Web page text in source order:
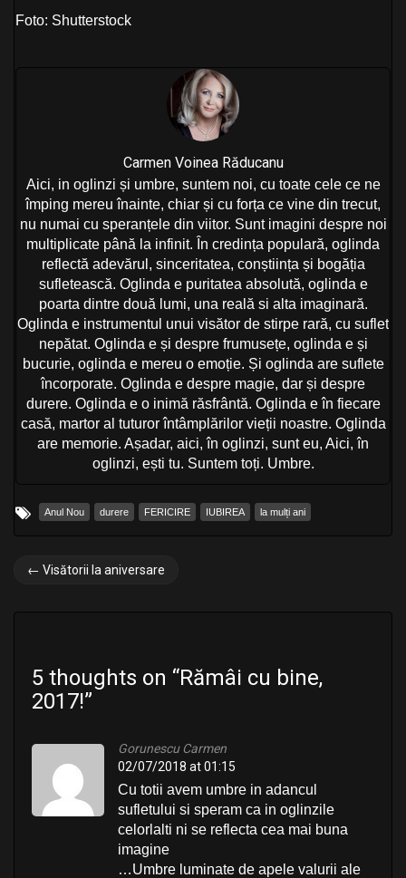
Foto: Shutterstock
Carmen Voinea Răducanu
Aici, in oglinzi și umbre, suntem noi, cu toate cele ce ne
împing mereu înainte, chiar și cu forța ce vine din trecut,
nu numai cu speranțele din viitor. Sunt imagini despre noi
multiplicate până la infinit. În credința populară, oglinda
reflectă adevărul, sinceritatea, conștiința și bogăția
sufletească. Oglinda e puritatea absolută, oglinda e
poarta dintre două lumi, una reală si alta imaginară.
Oglinda e instrumentul unui visător de stirpe rară, cu suflet
nepătat. Oglinda e și despre frumusețe, oglinda e și
bucurie, oglinda e mereu o emoție. Și oglinda are suflete
încorporate. Oglinda e despre magie, dar și despre
durere. Oglinda e o inimă răsfrântă. Oglinda e în fiecare
casă, martor al tuturor întâmplărilor vieții noastre. Oglinda
are memorie. Așadar, aici, în oglinzi, sunt eu, Aici, în
oglinzi, ești tu. Suntem toți. Umbre.
Anul Nou durere FERICIRE IUBIREA la mulți ani
P
← Visătorii la aniversare
5 thoughts on “Rămâi cu bine,
2017!”
Gorunescu Carmen
02/07/2018 at 01:15
Cu totii avem umbre in adancul
sufletului si speram ca in oglinzile
celorlalti ni se reflecta cea mai buna
imagine
…Umbre luminate de apele valurii ale